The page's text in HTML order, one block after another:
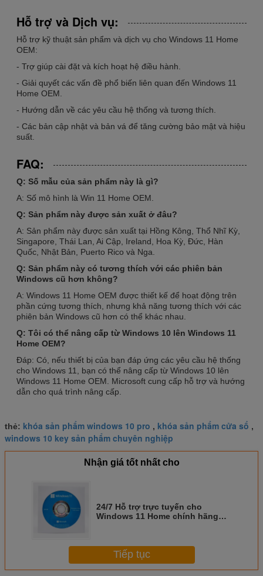
Hỗ trợ và Dịch vụ:
Hỗ trợ kỹ thuật sản phẩm và dịch vụ cho Windows 11 Home
OEM:
- Trợ giúp cài đặt và kích hoạt hệ điều hành.
- Giải quyết các vấn đề phổ biến liên quan đến Windows 11
Home OEM.
- Hướng dẫn về các yêu cầu hệ thống và tương thích.
- Các bản cập nhật và bản vá để tăng cường bảo mật và hiệu
suất.
FAQ:
Q: Số mẫu của sản phẩm này là gì?
A: Số mô hình là Win 11 Home OEM.
Q: Sản phẩm này được sản xuất ở đâu?
A: Sản phẩm này được sản xuất tại Hồng Kông, Thổ Nhĩ Kỳ,
Singapore, Thái Lan, Ai Cập, Ireland, Hoa Kỳ, Đức, Hàn
Quốc, Nhật Bản, Puerto Rico và Nga.
Q: Sản phẩm này có tương thích với các phiên bản
Windows cũ hơn không?
A: Windows 11 Home OEM được thiết kế để hoạt động trên
phần cứng tương thích, nhưng khả năng tương thích với các
phiên bản Windows cũ hơn có thể khác nhau.
Q: Tôi có thể nâng cấp từ Windows 10 lên Windows 11
Home OEM?
Đáp: Có, nếu thiết bị của bạn đáp ứng các yêu cầu hệ thống
cho Windows 11, bạn có thể nâng cấp từ Windows 10 lên
Windows 11 Home OEM. Microsoft cung cấp hỗ trợ và hướng
dẫn cho quá trình nâng cấp.
thẻ: khóa sản phẩm windows 10 pro , khóa sản phẩm cửa sổ ,
windows 10 key sản phẩm chuyên nghiệp
Nhận giá tốt nhất cho
24/7 Hỗ trợ trực tuyến cho
Windows 11 Home chính hãng
Tiếp tục